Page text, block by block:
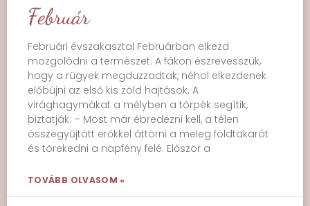
Február
Februári évszakasztal Februárban elkezd
mozgolódni a természet. A fákon észrevesszük,
hogy a rügyek megduzzadtak, néhol elkezdenek
előbújni az első kis zöld hajtások. A
virághagymákat a mélyben a törpék segítik,
biztatják: – Most már ébredezni kell, a télen
összegyűjtött erőkkel áttörni a meleg földtakarót
és törekedni a napfény felé. Először a
TOVÁBB OLVASOM »